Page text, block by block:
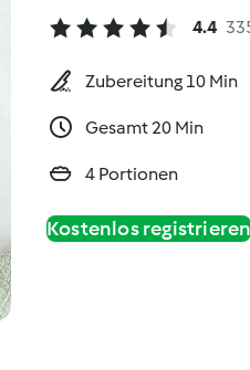
4.4
Zubereitung 10 Min
Gesamt 20 Min
4 Portionen
Kostenlos registrieren